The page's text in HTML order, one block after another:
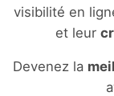
visibilité en
et leur
Devenez la